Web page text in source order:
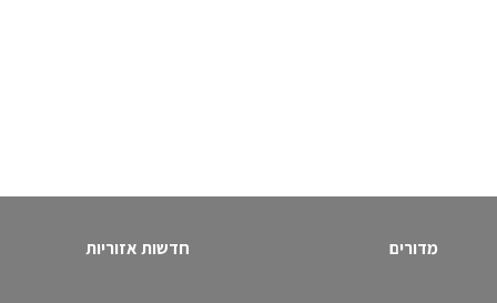
מדורים חדשות אזוריות